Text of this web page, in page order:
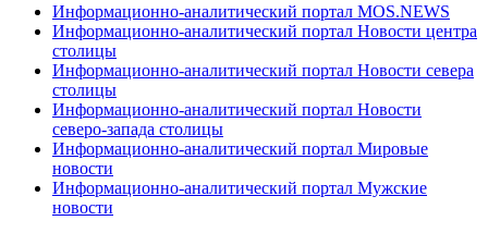
Информационно-аналитический портал MOS.NEWS
Информационно-аналитический портал Новости центра
столицы
Информационно-аналитический портал Новости севера
столицы
Информационно-аналитический портал Новости
северо-запада столицы
Информационно-аналитический портал Мировые
новости
Информационно-аналитический портал Мужские
новости